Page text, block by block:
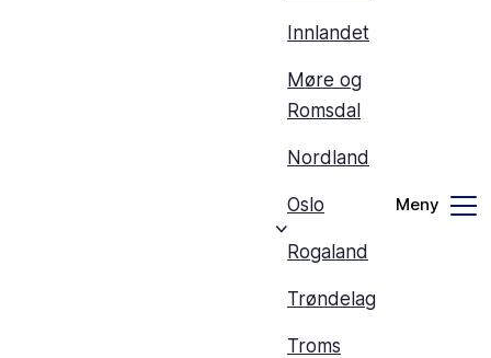
Innlandet
Møre og
Romsdal
Nordland
Oslo
Rogaland
Trøndelag
Troms